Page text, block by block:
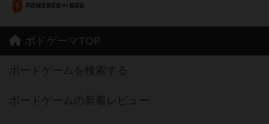
ボドゲーマTOP
ボードゲームを検索する
ボードゲームの新着レビュー